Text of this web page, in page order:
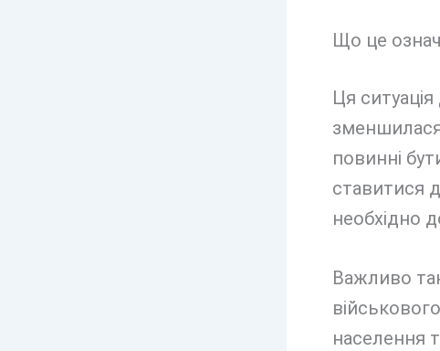
Що це
Ця
повинні
ставитися
необхідно
Важливо
населення